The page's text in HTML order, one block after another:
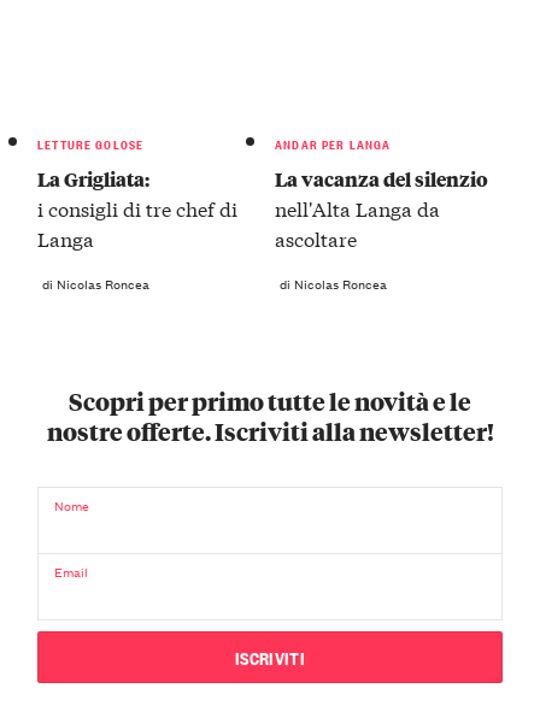
LETTURE GOLOSE
La Grigliata:
i consigli di tre chef di
Langa
di Nicolas Roncea
ANDAR PER LANGA
La vacanza del silenzio
nell'Alta Langa da
ascoltare
di Nicolas Roncea
Scopri per primo tutte le novità e le
nostre offerte. Iscriviti alla newsletter!
Nome
Email